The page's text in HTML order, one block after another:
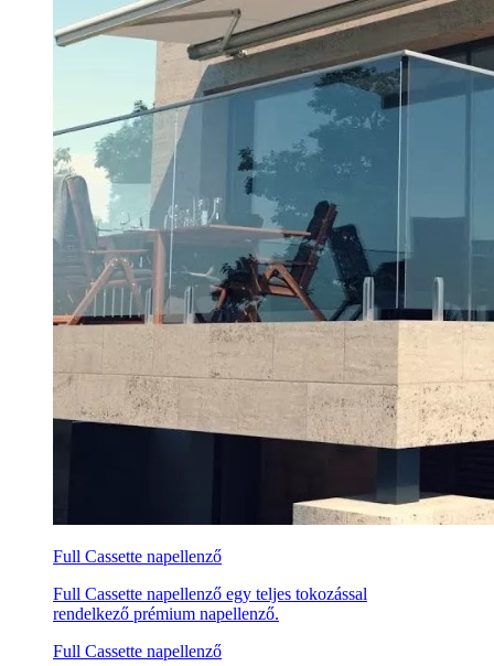
Full Cassette napellenző
Full Cassette napellenző egy teljes tokozással
rendelkező prémium napellenző.
Full Cassette napellenző